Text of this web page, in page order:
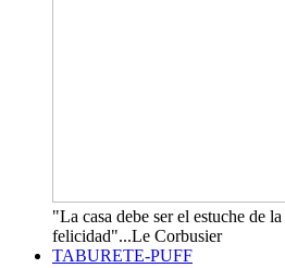
"La casa debe ser el estuche de
felicidad"...Le Corbusier
TABURETE-PUFF